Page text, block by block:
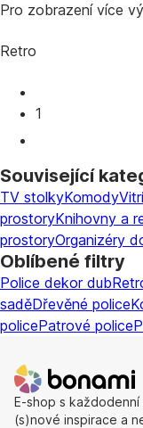
Pro zobrazení více
Retro
1
Související
TV stolkyKomody
prostoryKnihovny a
prostoryOrganizéry
Oblíbené filtry
Police dekor dub
saděDřevěné police
policePatrové police
E-shop s každodenní
(s)nové inspirace a